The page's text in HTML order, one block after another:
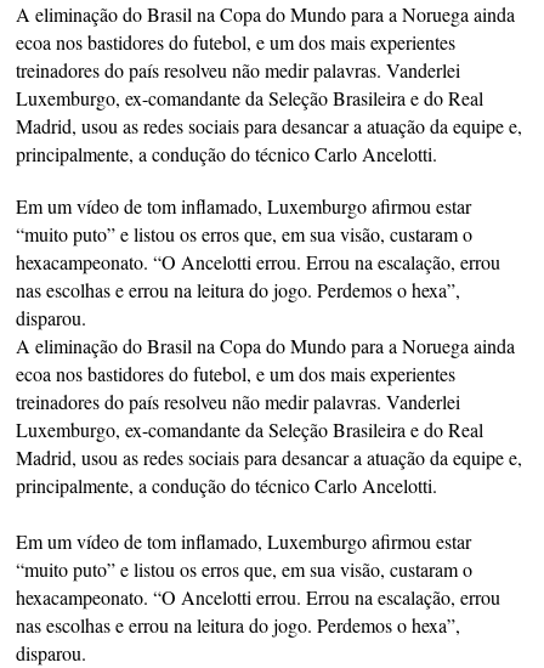
A eliminação do Brasil na Copa do Mundo para a Noruega ainda
ecoa nos bastidores do futebol, e um dos mais experientes
treinadores do país resolveu não medir palavras. Vanderlei
Luxemburgo, ex-comandante da Seleção Brasileira e do Real
Madrid, usou as redes sociais para desancar a atuação da equipe e,
principalmente, a condução do técnico Carlo Ancelotti.
Em um vídeo de tom inflamado, Luxemburgo afirmou estar
“muito puto” e listou os erros que, em sua visão, custaram o
hexacampeonato. “O Ancelotti errou. Errou na escalação, errou
nas escolhas e errou na leitura do jogo. Perdemos o hexa”,
disparou.
A eliminação do Brasil na Copa do Mundo para a Noruega ainda
ecoa nos bastidores do futebol, e um dos mais experientes
treinadores do país resolveu não medir palavras. Vanderlei
Luxemburgo, ex-comandante da Seleção Brasileira e do Real
Madrid, usou as redes sociais para desancar a atuação da equipe e,
principalmente, a condução do técnico Carlo Ancelotti.
Em um vídeo de tom inflamado, Luxemburgo afirmou estar
“muito puto” e listou os erros que, em sua visão, custaram o
hexacampeonato. “O Ancelotti errou. Errou na escalação, errou
nas escolhas e errou na leitura do jogo. Perdemos o hexa”,
disparou.